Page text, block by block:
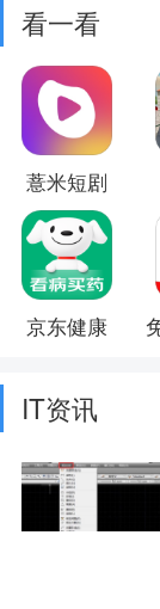
看一看
薏米短剧
京东健康
IT资讯